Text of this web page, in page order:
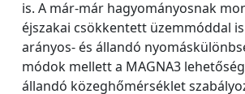
is. A már-már hagyományosnak
éjszakai csökkentett üzemmóddal
arányos- és állandó
módok mellett a MAGNA3
állandó közeghőmérséklet